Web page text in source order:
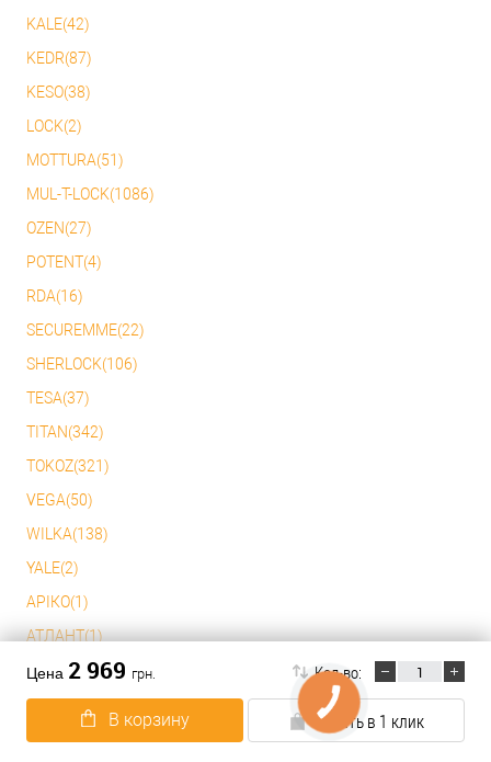
Цена 2 969 грн. Кол-во:
В корзину Купить в 1 клик
KALE(42)
KEDR(87)
KESO(38)
LOCK(2)
MOTTURA(51)
MUL-T-LOCK(1086)
OZEN(27)
POTENT(4)
RDA(16)
SECUREMME(22)
SHERLOCK(106)
TESA(37)
TITAN(342)
TOKOZ(321)
VEGA(50)
WILKA(138)
YALE(2)
АРІКО(1)
АТЛАНТ(1)
БАЛТИКА(1)
БАРАНОВИЧИ(1)
ДНІПРО(1)